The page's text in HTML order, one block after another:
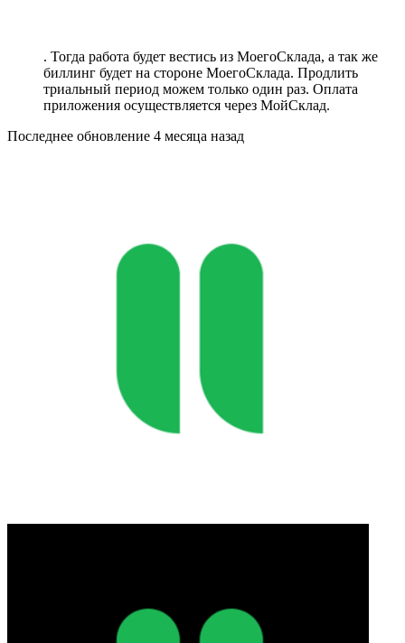
. Тогда работа будет вестись из МоегоСклада, а так же
биллинг будет на стороне МоегоСклада. Продлить
триальный период можем только один раз. Оплата
приложения осуществляется через МойСклад.
Последнее обновление 4 месяца назад